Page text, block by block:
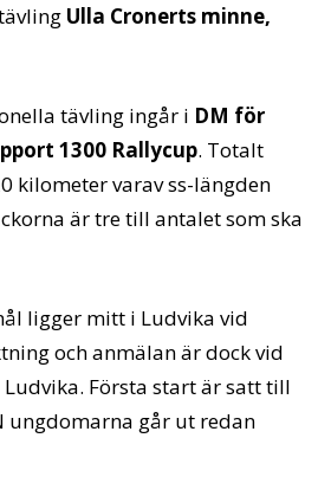
Ulla Cronerts minne,
tävling ingår i DM för
1300 Rallycup. Totalt
kilometer varav ss-längden
är tre till antalet som ska
ligger mitt i Ludvika vid
och anmälan är dock vid
Första start är satt till
ungdomarna går ut redan